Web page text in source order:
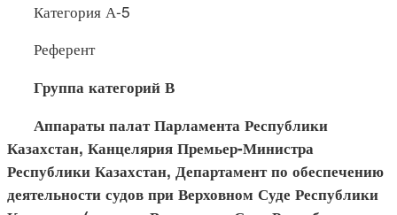
Категория А-5
Референт
Группа категорий В
Аппараты палат Парламента Республики
Казахстан, Канцелярия Премьер-Министра
Республики Казахстан, Департамент по обеспечению
деятельности судов при Верховном Суде Республики